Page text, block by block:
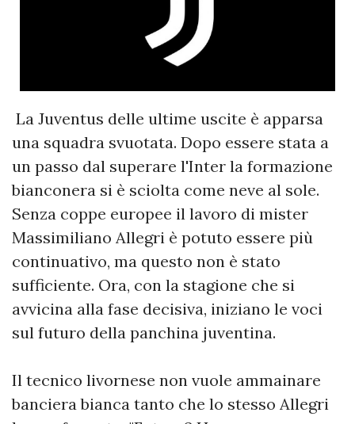
La Juventus delle ultime uscite è apparsa
una squadra svuotata. Dopo essere stata a
un passo dal superare l'Inter la formazione
bianconera si è sciolta come neve al sole.
Senza coppe europee il lavoro di mister
Massimiliano Allegri è potuto essere più
continuativo, ma questo non è stato
sufficiente. Ora, con la stagione che si
avvicina alla fase decisiva, iniziano le voci
sul futuro della panchina juventina.
Il tecnico livornese non vuole ammainare
banciera bianca tanto che lo stesso Allegri